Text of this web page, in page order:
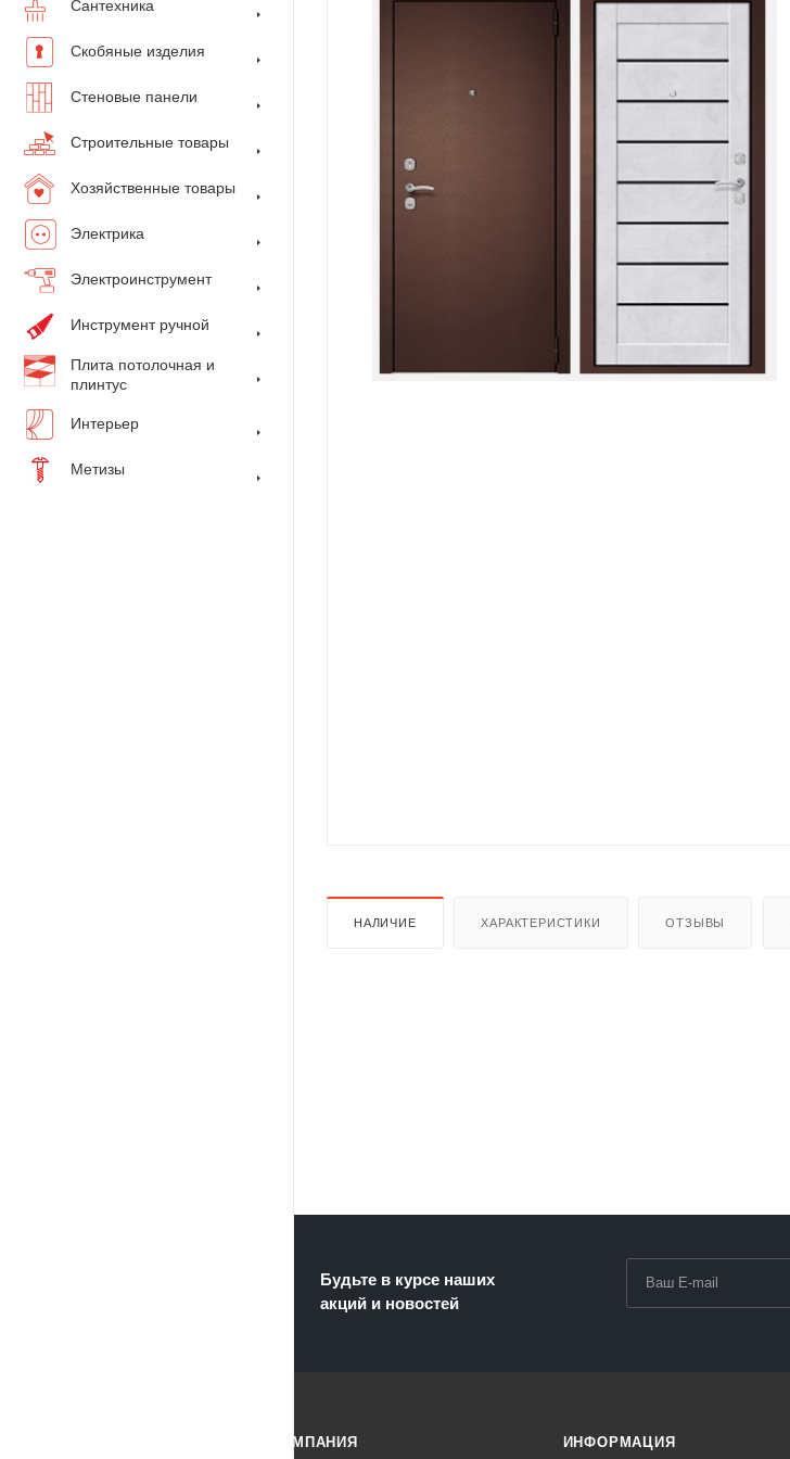
Сантехника
Скобяные изделия
Стеновые панели
Строительные товары
Хозяйственные товары
Электрика
Электроинструмент
Инструмент ручной
Плита потолочная и
плинтус
Интерьер
Метизы
НАЛИЧИЕ ХАРАКТЕРИСТИКИ ОТЗЫВЫ
Будьте в курсе наших
акций и новостей
КОМПАНИЯ ИНФОРМАЦИЯ
Оплачивайте сегодня только